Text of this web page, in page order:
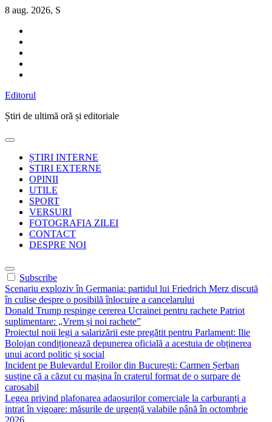
Sari
conținut
8 aug. 2026, S
Editorul
Știri de ultimă oră și editoriale
ȘTIRI INTERNE
STIRI EXTERNE
OPINII
UTILE
SPORT
VERSURI
FOTOGRAFIA ZILEI
CONTACT
DESPRE NOI
Subscribe
Scenariu exploziv în Germania: partidul lui Friedrich Merz discută
în culise despre o posibilă înlocuire a cancelarului
Donald Trump respinge cererea Ucrainei pentru rachete Patriot
suplimentare: „Vrem și noi rachete”
Proiectul noii legi a salarizării este pregătit pentru Parlament: Ilie
Bolojan condiționează depunerea oficială a acestuia de obținerea
unui acord politic și social
Incident pe Bulevardul Eroilor din București: Carmen Șerban
susține că a căzut cu mașina în craterul format de o surpare de
carosabil
Legea privind plafonarea adaosurilor comerciale la carburanți a
intrat în vigoare: măsurile de urgență valabile până în octombrie
2026